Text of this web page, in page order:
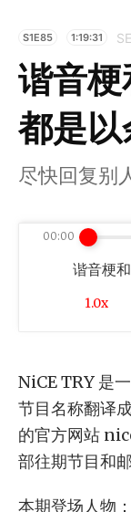
S1E85 1:19:31
谐音梗
都是
尽快回复别
谐音梗
1.0x
00:00
NiCE TRY 是
节目名称翻译
的官方网站
部往期节目和
本期登场人物